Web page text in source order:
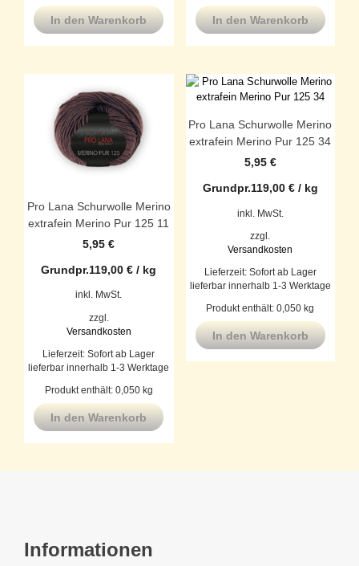
In den Warenkorb In den Warenkorb
Pro Lana Schurwolle Merino
extrafein Merino Pur 125 11
5,95€
Grundpr.119,00€ / kg
inkl. MwSt.
zzgl.
Versandkosten
Lieferzeit:Sofort ab Lager
lieferbar innerhalb 1-3 Werktage
Produkt enthält: 0,050 kg
In den Warenkorb
Pro Lana Schurwolle Merino
extrafein Merino Pur 125 34
5,95 €
Grundpr.119,00 €/ kg
inkl. MwSt.
zzgl.
Versandkosten
Lieferzeit: Sofort ab Lager
lieferbar innerhalb 1-3 Werktage
Produkt enthält: 0,050 kg
In den Warenkorb
Informationen